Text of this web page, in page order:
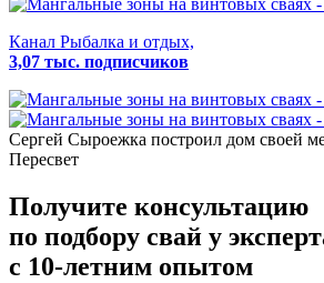
Канал Рыбалка и отдых,
3,07 тыс. подписчиков
Сергей Сыроежка построил дом своей
Пересвет
Получите консультацию
по подбору свай у
с 10-летним опытом